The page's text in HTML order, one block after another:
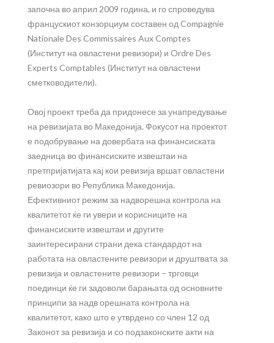
започна во април 2009 година, и го спроведува
францускиот конзорциум составен од Compagnie
Nationale Des Commissaires Aux Comptes
(Институт на овластени ревизори) и Ordre Des
Experts Comptables (Институт на овластени
сметководители).
Овој проект треба да придонесе за унапредување
на ревизијата во Македонија. Фокусот на проектот
е подобрување на довербата на финансиската
заедница во финансиските извештаи на
претпријатијата кај кои ревизија вршат овластени
ревиозори во Република Македонија.
Ефективниот режим за надворешна контрола на
квалитетот ќе ги увери и корисниците на
финансиските извештаи и другите
заинтересирани страни дека стандардот на
работата на овластените ревизори и друштвата за
ревизија и овластените ревизори – трговци
поединци ќе ги задоволи барањата од основните
принципи за надв орешната контрола на
квалитетот, како што е утврдено со член 12 од
Законот за ревизија и со подзаконските акти на